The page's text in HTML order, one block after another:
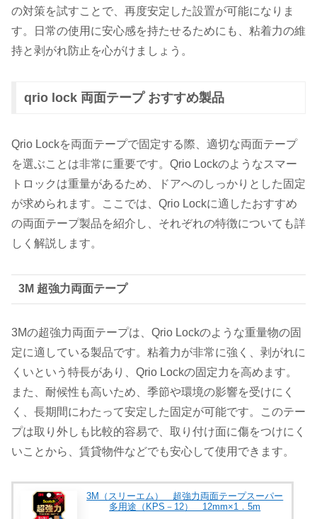
の対策を試すことで、再度安定した設置が可能になりま
す。日常の使用に安心感を持たせるためにも、粘着力の維
持と剥がれ防止を心がけましょう。
qrio lock 両面テープ おすすめ製品
Qrio Lockを両面テープで固定する際、適切な両面テープ
を選ぶことは非常に重要です。Qrio Lockのようなスマー
トロックは重量があるため、ドアへのしっかりとした固定
が求められます。ここでは、Qrio Lockに適したおすすめ
の両面テープ製品を紹介し、それぞれの特徴についても詳
しく解説します。
3M 超強力両面テープ
3Mの超強力両面テープは、Qrio Lockのような重量物の固
定に適している製品です。粘着力が非常に強く、剥がれに
くいという特長があり、Qrio Lockの固定力を高めます。
また、耐候性も高いため、季節や環境の影響を受けにく
く、長期間にわたって安定した固定が可能です。このテー
プは取り外しも比較的容易で、取り付け面に傷をつけにく
いことから、賃貸物件などでも安心して使用できます。
3M（スリーエム） 超強力両面テープスーパー
多用途（KPS－12） 12mm×1．5m